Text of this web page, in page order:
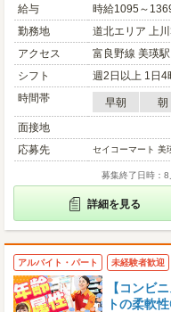
給与
時給1095～
勤務地
道北エリア 上
アクセス
富良野線 美瑛
シフト
週2日以上 1日4
時間帯
早朝 朝
面接地
応募先
セイコーマート 美
募集終了日時：8
詳細を見る
アルバイト・パート 未経験者歓迎
【コンビ
トの柔軟